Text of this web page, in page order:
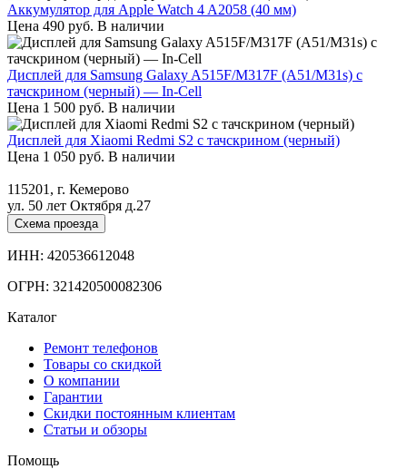
Аккумулятор для Apple Watch 4 A2058 (40 мм)
Цена 490 руб. В наличии
Дисплей для Samsung Galaxy A515F/M317F (A51/M31s) с
тачскрином (черный) — In-Cell
Цена 1 500 руб. В наличии
Дисплей для Xiaomi Redmi S2 с тачскрином (черный)
Цена 1 050 руб. В наличии
115201, г. Кемерово
ул. 50 лет Октября д.27
Схема проезда
ИНН: 420536612048
ОГРН: 321420500082306
Каталог
Ремонт телефонов
Товары со скидкой
О компании
Гарантии
Скидки постоянным клиентам
Статьи и обзоры
Помощь